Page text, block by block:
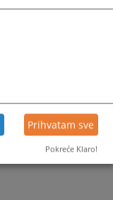
Prihvatam sve
Pokreće Klaro!